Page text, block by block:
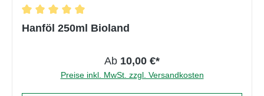
Durchschnittliche Bewertung von 5 von 5
Hanföl 250ml Bioland
Ab 10,00 €*
Preise inkl. MwSt. zzgl. Versandkosten